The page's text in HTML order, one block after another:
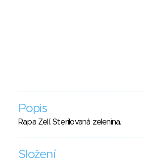
Popis
Rapa Zelí. Sterilovaná zelenina.
Složení